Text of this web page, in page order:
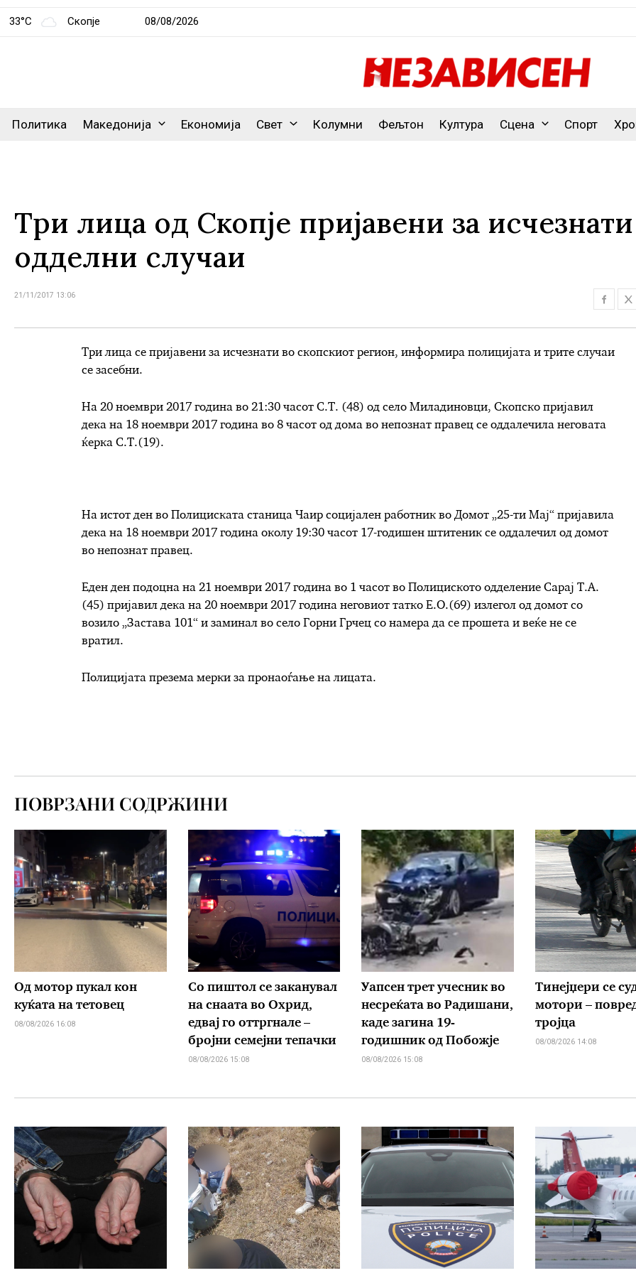
33°C Скопје 08/08/2026
Политика Македонија Економија Свет Колумни Фељтон Култура Сцена Спорт
Три лица од Скопје пријавени за
одделни случаи
21/11/2017 13:06
Три лица се пријавени за исчезнати во скопскиот регион, информира полицијата и трите случаи
се засебни.
На 20 ноември 2017 година во 21:30 часот С.Т. (48) од село Миладиновци, Скопско пријавил
дека на 18 ноември 2017 година во 8 часот од дома во непознат правец се оддалечила неговата
ќерка С.Т.(19).
На истот ден во Полициската станица Чаир социјален работник во Домот „25-ти Мај“ пријавила
дека на 18 ноември 2017 година околу 19:30 часот 17-годишен штитеник се оддалечил од домот
во непознат правец.
Еден ден подоцна на 21 ноември 2017 година во 1 часот во Полициското одделение Сарај Т.А.
(45) пријавил дека на 20 ноември 2017 година неговиот татко Е.О.(69) излегол од домот со
возило „Застава 101“ и заминал во село Горни Грчец со намера да се прошета и веќе не се
вратил.
Полицијата презема мерки за пронаоѓање на лицата.
ПОВРЗАНИ СОДРЖИНИ
Од мотор пукал кон
куќата на тетовец
08/08/2026 16:08
Со пиштол се заканувал
на снаата во Охрид,
едвај го оттргнале –
бројни семејни тепачки
08/08/2026 15:08
Уапсен трет учесник во
несреќата во Радишани,
каде загина 19-
годишник од Побожје
08/08/2026 15:08
Тинејџери се
мотори –
тројца
08/08/2026 14:08